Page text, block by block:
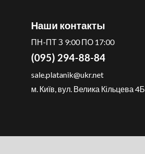
Наши контакты
ПН-ПТ З 9:00 ПО 17:00
(095) 294-88-84
sale.platanik@ukr.net
м. Київ, вул. Велика Кільцева 4Б